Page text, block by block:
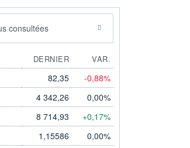
consultées
DERNIER
VAR.
82,35 -0,88%
4 342,26 0,00%
8 714,93 +0,17%
1,15586 0,00%